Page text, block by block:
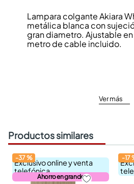
Lampara colgante Akiara
metálica blanca con
gran diametro. Ajustable en
metro de cable incluido.
Ver más
Productos similares
Exclusivo online y venta
telefónica
Ahorro en grande
-37% -17